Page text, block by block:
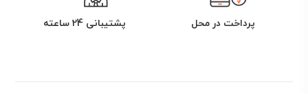
پرداخت در محل پشتیبانی 24 ساعته